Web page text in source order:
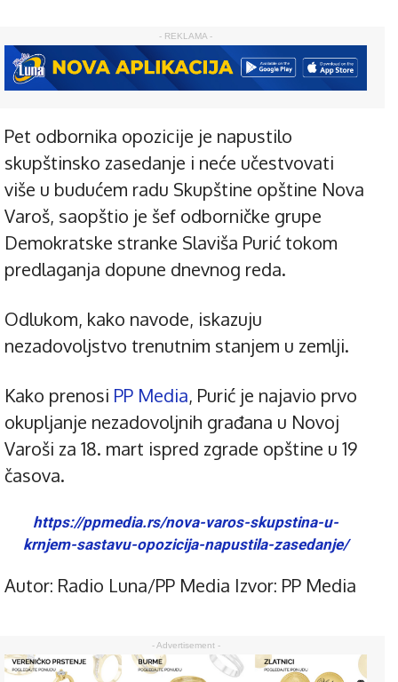
- REKLAMA -
Pet odbornika opozicije je napustilo
skupštinsko zasedanje i neće učestvovati
više u budućem radu Skupštine opštine Nova
Varoš, saopštio je šef odborničke grupe
Demokratske stranke Slaviša Purić tokom
predlaganja dopune dnevnog reda.
Odlukom, kako navode, iskazuju
nezadovoljstvo trenutnim stanjem u zemlji.
Kako prenosi PP Media, Purić je najavio prvo
okupljanje nezadovoljnih građana u Novoj
Varoši za 18. mart ispred zgrade opštine u 19
časova.
https://ppmedia.rs/nova-varos-skupstina-u-
krnjem-sastavu-opozicija-napustila-zasedanje/
Autor: Radio Luna/PP Media Izvor: PP Media
- Advertisement -